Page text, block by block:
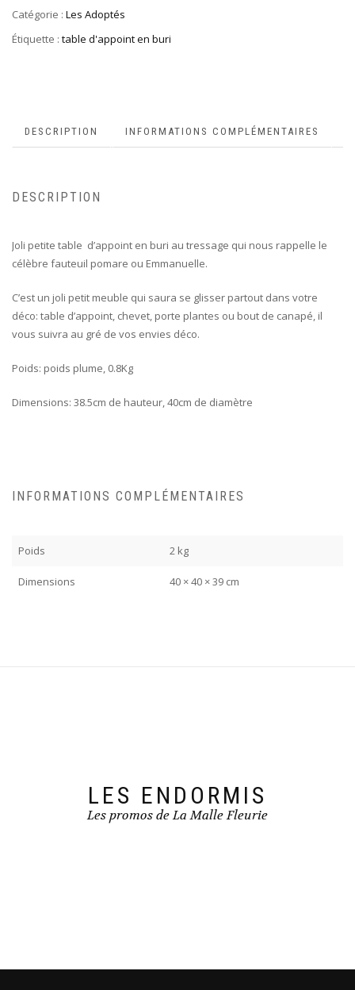
Catégorie : Les Adoptés
Étiquette : table d'appoint en buri
DESCRIPTION INFORMATIONS COMPLÉMENTAIRES
DESCRIPTION
Joli petite table d’appoint en buri au tressage qui nous rappelle le
célèbre fauteuil pomare ou Emmanuelle.
C’est un joli petit meuble qui saura se glisser partout dans votre
déco: table d’appoint, chevet, porte plantes ou bout de canapé, il
vous suivra au gré de vos envies déco.
Poids: poids plume, 0.8Kg
Dimensions: 38.5cm de hauteur, 40cm de diamètre
INFORMATIONS COMPLÉMENTAIRES
Poids 2 kg
Dimensions 40 × 40 × 39 cm
LES ENDORMIS
Les promos de La Malle Fleurie